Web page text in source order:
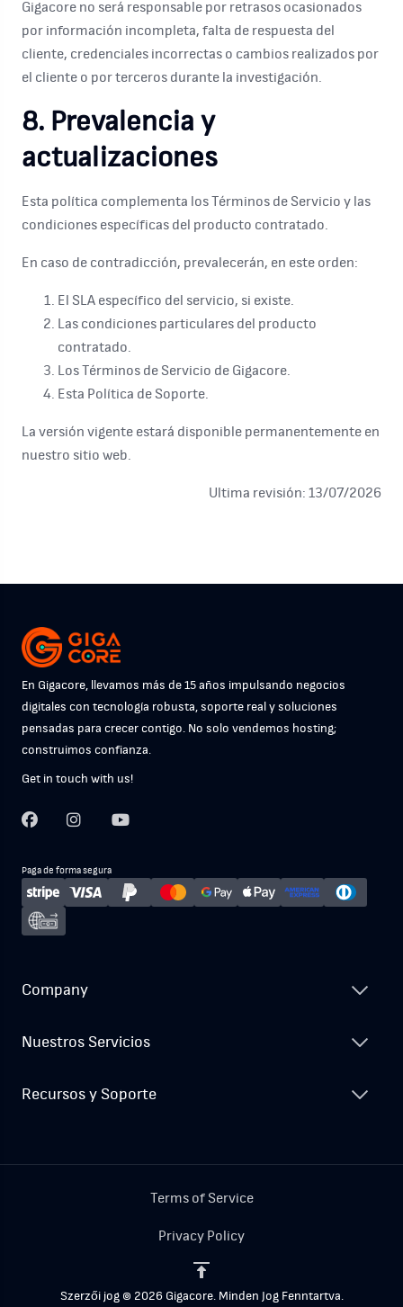
Gigacore no será responsable por retrasos ocasionados
por información incompleta, falta de respuesta del
cliente, credenciales incorrectas o cambios realizados por
el cliente o por terceros durante la investigación.
8. Prevalencia y
actualizaciones
Esta política complementa los Términos de Servicio y las
condiciones específicas del producto contratado.
En caso de contradicción, prevalecerán, en este orden:
El SLA específico del servicio, si existe.
Las condiciones particulares del producto
contratado.
Los Términos de Servicio de Gigacore.
Esta Política de Soporte.
La versión vigente estará disponible permanentemente en
nuestro sitio web.
Ultima revisión: 13/07/2026
En Gigacore, llevamos más de 15 años impulsando negocios
digitales con tecnología robusta, soporte real y soluciones
pensadas para crecer contigo. No solo vendemos hosting;
construimos confianza.
Get in touch with us!
Paga de forma segura
Company
Nuestros Servicios
Recursos y Soporte
Szerzői jog © 2026 Gigacore. Minden Jog Fenntartva.
Terms of Service
Privacy Policy